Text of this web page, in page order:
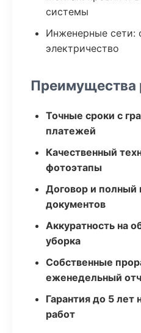
системы
Инженерные сети:
электричество
Преимущества
Точные сроки с
платежей
Качественный
фотоэтапы
Договор и полный
документов
Аккуратность на
уборка
Собственные
еженедельный
Гарантия до 5 лет
работ